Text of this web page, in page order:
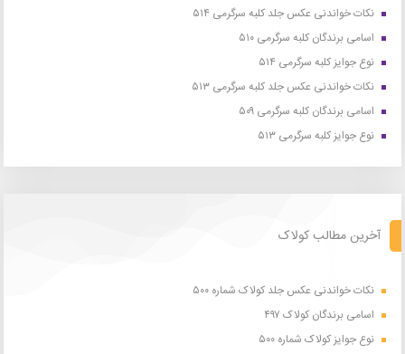
نکات خواندنی عکس جلد کلبه سرگرمی ۵۱۴
اسامی برندگان کلبه سرگرمی ۵۱۰
نوع جوایز کلبه سرگرمی ۵۱۴
نکات خواندنی عکس جلد کلبه سرگرمی ۵۱۳
اسامی برندگان کلبه سرگرمی ۵۰۹
نوع جوایز کلبه سرگرمی ۵۱۳
آخرین مطالب کولاک
نکات خواندنی عکس جلد کولاک شماره ۵۰۰
اسامی برندگان کولاک ۴۹۷
نوع جوایز کولاک شماره ۵۰۰